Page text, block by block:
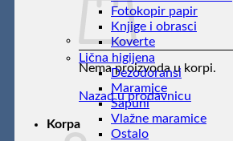
Nema proizvoda u korpi.
Nazad u prodavnicu
Korpa
Fotokopir papir
Knjige i obrasci
Koverte
Lična higijena
Dezodoransi
Maramice
Sapuni
Vlažne maramice
Ostalo